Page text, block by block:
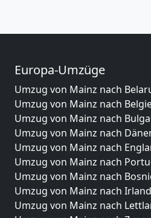
Europa-Umzüge
Umzug von Mainz nach
Umzug von Mainz nach
Umzug von Mainz nach
Umzug von Mainz nach
Umzug von Mainz nach
Umzug von Mainz nach
Umzug von Mainz nach
Umzug von Mainz nach Irland
Umzug von Mainz nach